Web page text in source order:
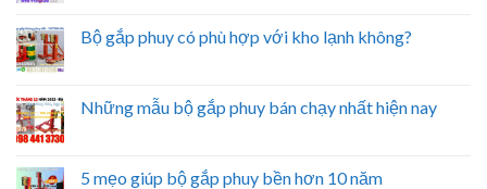
Bộ gắp phuy có phù hợp với kho lạnh không?
Những mẫu bộ gắp phuy bán chạy nhất hiện nay
5 mẹo giúp bộ gắp phuy bền hơn 10 năm